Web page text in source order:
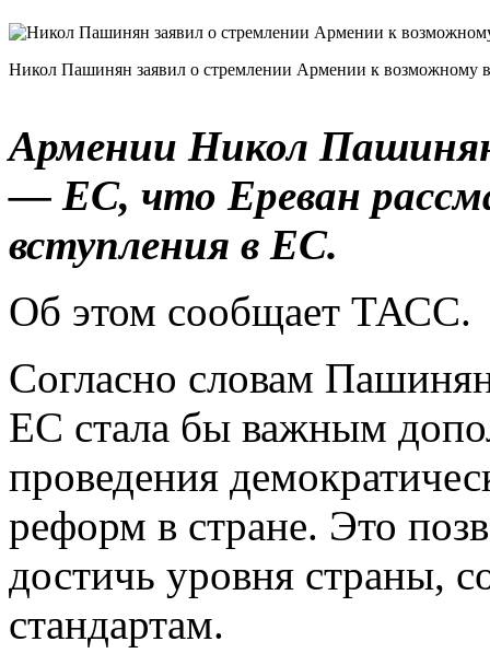
Никол Пашинян заявил о стремлении Армении к возможному
Армении Никол
— ЕС, что Ереван
вступления в ЕС.
Об этом сообщает ТАСС.
Согласно словам
ЕС стала бы важным
проведения
реформ в стране. Это
достичь уровня страны,
стандартам.